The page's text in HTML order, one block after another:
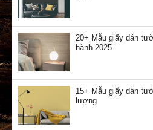
20+ Mẫu giấy dán
hành 2025
15+ Mẫu giấy dán
lượng